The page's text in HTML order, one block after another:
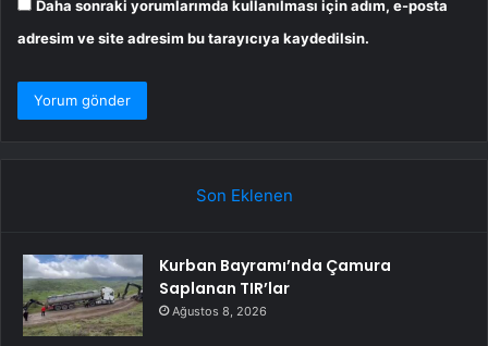
Daha sonraki yorumlarımda kullanılması için adım, e-posta
adresim ve site adresim bu tarayıcıya kaydedilsin.
Son Eklenen
Kurban Bayramı’nda Çamura
Saplanan TIR’lar
Ağustos 8, 2026